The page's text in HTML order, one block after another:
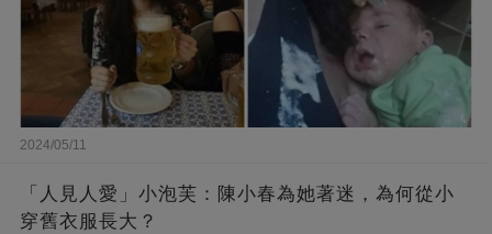
2024/05/11
「人見人愛」小泡芙：陳小春為她著迷，為何從小
穿舊衣服長大？